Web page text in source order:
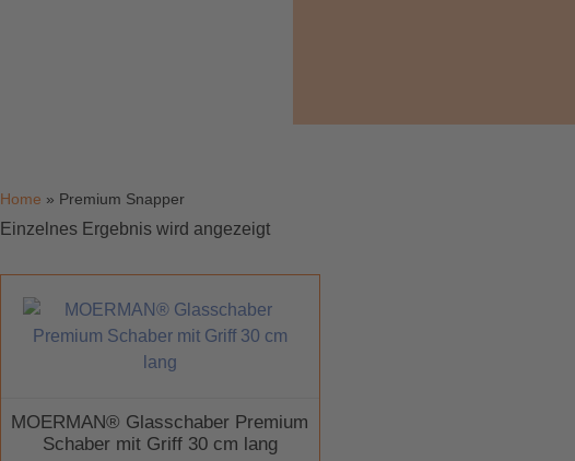
Home » Premium Snapper
Einzelnes Ergebnis wird angezeigt
MOERMAN® Glasschaber Premium
Schaber mit Griff 30 cm lang